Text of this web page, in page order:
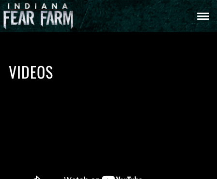
VIDEOS